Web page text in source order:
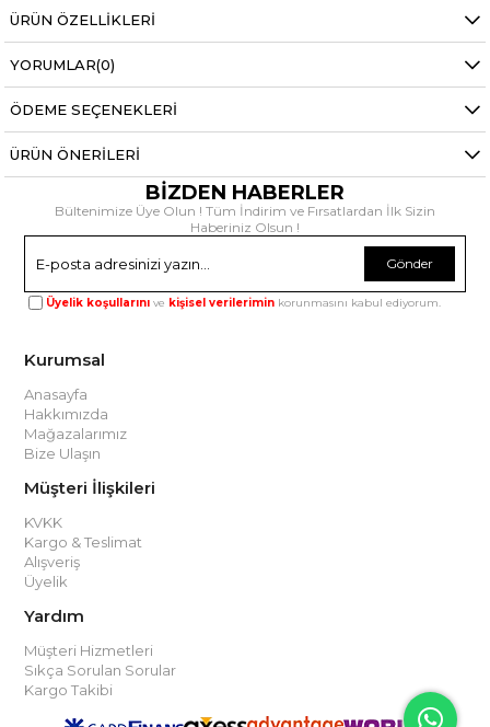
ÜRÜN ÖZELLIKLERI
YORUMLAR(0)
ÖDEME SEÇENEKLERI
ÜRÜN ÖNERILERI
BİZDEN HABERLER
Bültenimize Üye Olun ! Tüm İndirim ve Fırsatlardan İlk Sizin
Haberiniz Olsun !
Gönder
Üyelik koşullarını ve kişisel verilerimin korunmasını kabul ediyorum.
Kurumsal
Anasayfa
Hakkımızda
Mağazalarımız
Bize Ulaşın
Müşteri İlişkileri
KVKK
Kargo & Teslimat
Alışveriş
Üyelik
Yardım
Müşteri Hizmetleri
Sıkça Sorulan Sorular
Kargo Takibi